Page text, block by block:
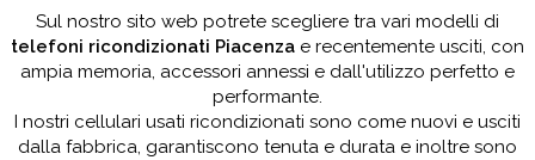
Sul nostro sito web potrete scegliere tra vari modelli di
telefoni ricondizionati Piacenza e recentemente usciti, con
ampia memoria, accessori annessi e dall'utilizzo perfetto e
performante.
I nostri cellulari usati ricondizionati sono come nuovi e usciti
dalla fabbrica, garantiscono tenuta e durata e inoltre sono